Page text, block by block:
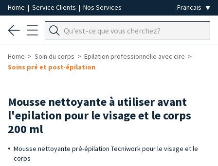
Home | Service Clients | Nos Services
Home Soin du corps
Epilation professionnelle avec cire
Soins pré et post-épilation
Mousse nettoyante à utiliser avant
l'epilation pour le visage et le corps
200 ml
Mousse nettoyante pré-épilation Tecniwork pour le visage et le
corps